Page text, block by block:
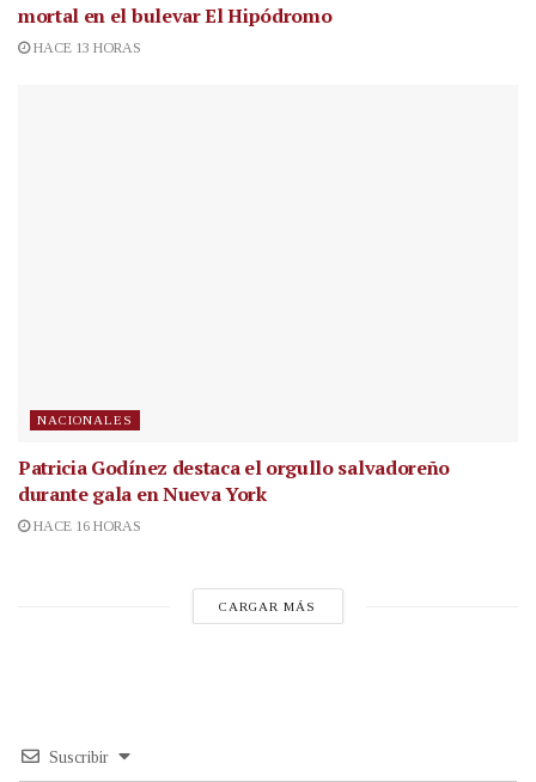
mortal en el bulevar El Hipódromo
HACE 13 HORAS
NACIONALES
Patricia Godínez destaca el orgullo salvadoreño
durante gala en Nueva York
HACE 16 HORAS
CARGAR MÁS
Suscribir